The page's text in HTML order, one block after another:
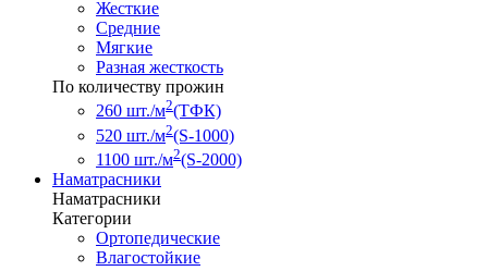
Жесткие
Средние
Мягкие
Разная жесткость
По количеству прожин
260 шт./м2(ТФК)
520 шт./м2(S-1000)
1100 шт./м2(S-2000)
Наматрасники
Наматрасники
Категории
Ортопедические
Влагостойкие